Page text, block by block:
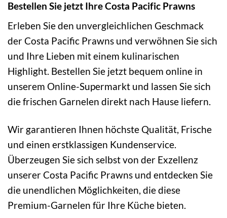
Bestellen Sie jetzt Ihre Costa Pacific Prawns
Erleben Sie den unvergleichlichen Geschmack
der Costa Pacific Prawns und verwöhnen Sie sich
und Ihre Lieben mit einem kulinarischen
Highlight. Bestellen Sie jetzt bequem online in
unserem Online-Supermarkt und lassen Sie sich
die frischen Garnelen direkt nach Hause liefern.
Wir garantieren Ihnen höchste Qualität, Frische
und einen erstklassigen Kundenservice.
Überzeugen Sie sich selbst von der Exzellenz
unserer Costa Pacific Prawns und entdecken Sie
die unendlichen Möglichkeiten, die diese
Premium-Garnelen für Ihre Küche bieten.